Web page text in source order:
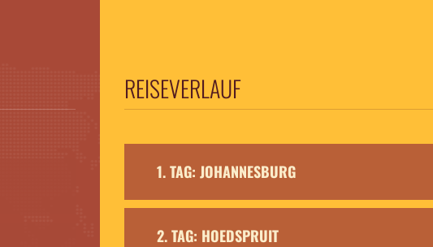
REISEVERLAUF
1. TAG: JOHANNESBURG
2. TAG: HOEDSPRUIT